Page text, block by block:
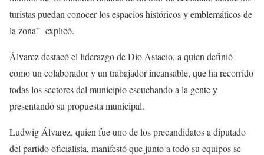
turistas puedan conocer los espacios históricos y emblemáticos de
la zona” explicó.
Álvarez destacó el liderazgo de Dio Astacio, a quien definió
como un colaborador y un trabajador incansable, que ha recorrido
todas los sectores del municipio escuchando a la gente y
presentando su propuesta municipal.
Ludwig Álvarez, quien fue uno de los precandidatos a diputado
del partido oficialista, manifestó que junto a todo su equipos se